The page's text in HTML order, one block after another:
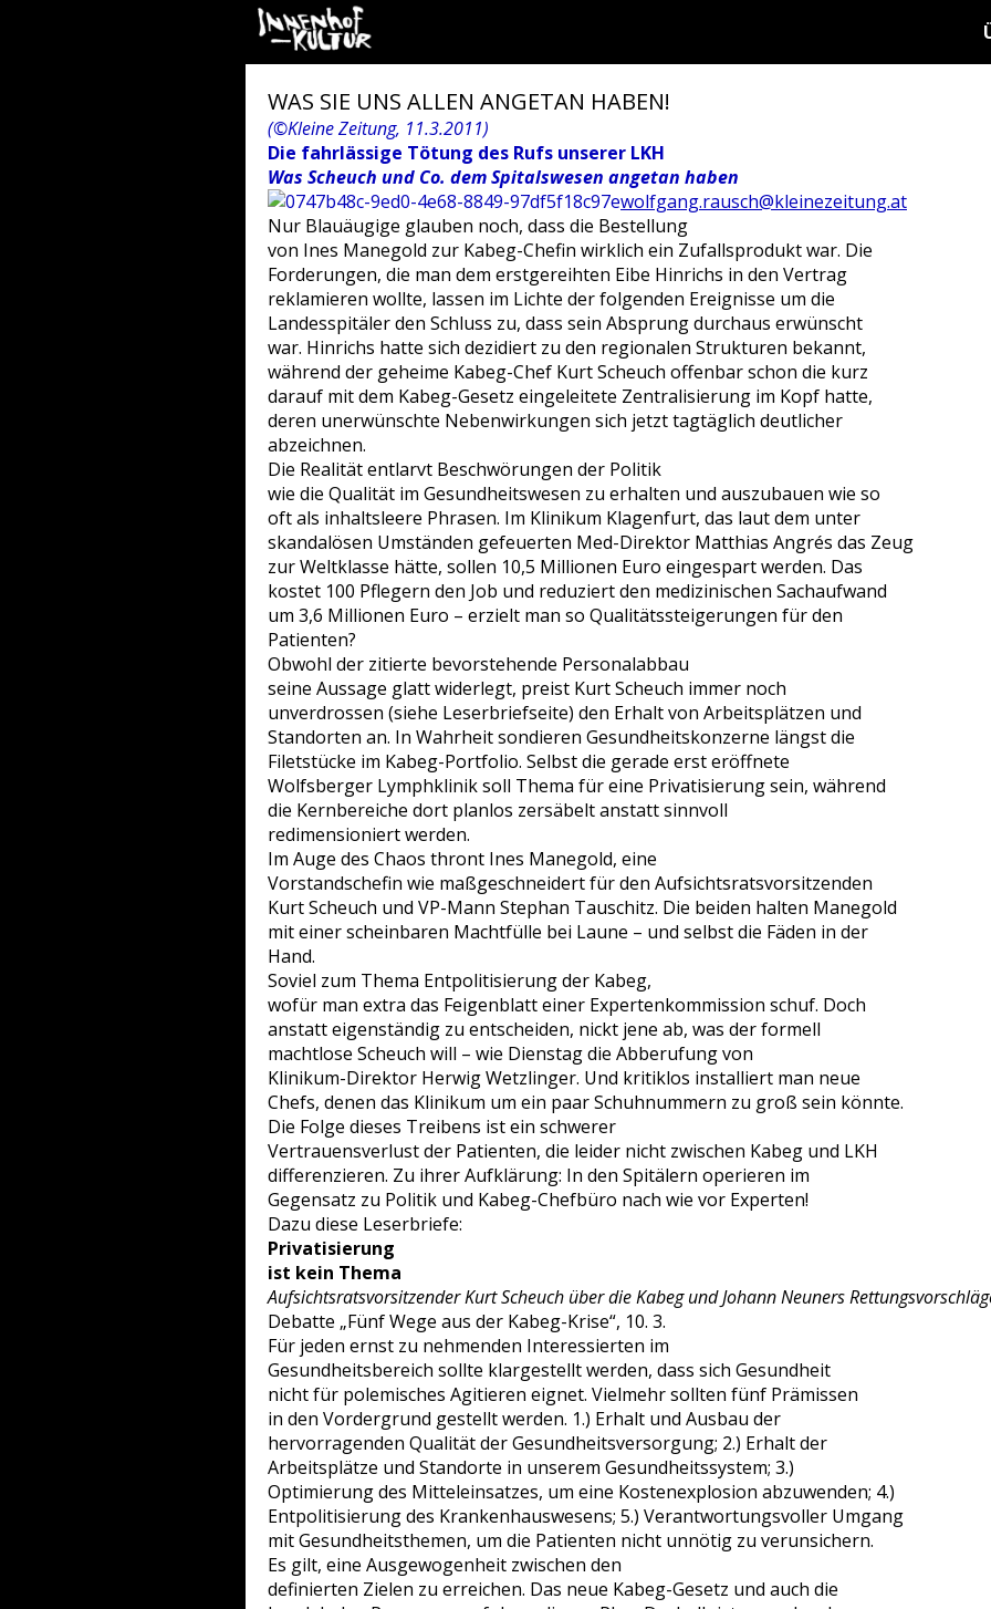
WAS SIE UNS ALLEN ANGETAN HABEN!
(©Kleine Zeitung, 11.3.2011)
Die fahrlässige Tötung des Rufs unserer LKH
Was Scheuch und Co. dem Spitalswesen angetan haben
wolfgang.rausch@kleinezeitung.at
Nur Blauäugige glauben noch, dass die Bestellung
von Ines Manegold zur Kabeg-Chefin wirklich ein Zufallsprodukt war. Die
Forderungen, die man dem erstgereihten Eibe Hinrichs in den Vertrag
reklamieren wollte, lassen im Lichte der folgenden Ereignisse um die
Landesspitäler den Schluss zu, dass sein Absprung durchaus erwünscht
war. Hinrichs hatte sich dezidiert zu den regionalen Strukturen bekannt,
während der geheime Kabeg-Chef Kurt Scheuch offenbar schon die kurz
darauf mit dem Kabeg-Gesetz eingeleitete Zentralisierung im Kopf hatte,
deren unerwünschte Nebenwirkungen sich jetzt tagtäglich deutlicher
abzeichnen.
Die Realität entlarvt Beschwörungen der Politik
wie die Qualität im Gesundheitswesen zu erhalten und auszubauen wie so
oft als inhaltsleere Phrasen. Im Klinikum Klagenfurt, das laut dem unter
skandalösen Umständen gefeuerten Med-Direktor Matthias Angrés das Zeug
zur Weltklasse hätte, sollen 10,5 Millionen Euro eingespart werden. Das
kostet 100 Pflegern den Job und reduziert den medizinischen Sachaufwand
um 3,6 Millionen Euro – erzielt man so Qualitätssteigerungen für den
Patienten?
Obwohl der zitierte bevorstehende Personalabbau
seine Aussage glatt widerlegt, preist Kurt Scheuch immer noch
unverdrossen (siehe Leserbriefseite) den Erhalt von Arbeitsplätzen und
Standorten an. In Wahrheit sondieren Gesundheitskonzerne längst die
Filetstücke im Kabeg-Portfolio. Selbst die gerade erst eröffnete
Wolfsberger Lymphklinik soll Thema für eine Privatisierung sein, während
die Kernbereiche dort planlos zersäbelt anstatt sinnvoll
redimensioniert werden.
Im Auge des Chaos thront Ines Manegold, eine
Vorstandschefin wie maßgeschneidert für den Aufsichtsratsvorsitzenden
Kurt Scheuch und VP-Mann Stephan Tauschitz. Die beiden halten Manegold
mit einer scheinbaren Machtfülle bei Laune – und selbst die Fäden in der
Hand.
Soviel zum Thema Entpolitisierung der Kabeg,
wofür man extra das Feigenblatt einer Expertenkommission schuf. Doch
anstatt eigenständig zu entscheiden, nickt jene ab, was der formell
machtlose Scheuch will – wie Dienstag die Abberufung von
Klinikum-Direktor Herwig Wetzlinger. Und kritiklos installiert man neue
Chefs, denen das Klinikum um ein paar Schuhnummern zu groß sein könnte.
Die Folge dieses Treibens ist ein schwerer
Vertrauensverlust der Patienten, die leider nicht zwischen Kabeg und LKH
differenzieren. Zu ihrer Aufklärung: In den Spitälern operieren im
Gegensatz zu Politik und Kabeg-Chefbüro nach wie vor Experten!
Dazu diese Leserbriefe:
Privatisierung
ist kein Thema
Aufsichtsratsvorsitzender Kurt Scheuch über die Kabeg und Johann Neuners
Debatte „Fünf Wege aus der Kabeg-Krise“, 10. 3.
Für jeden ernst zu nehmenden Interessierten im
Gesundheitsbereich sollte klargestellt werden, dass sich Gesundheit
nicht für polemisches Agitieren eignet. Vielmehr sollten fünf Prämissen
in den Vordergrund gestellt werden. 1.) Erhalt und Ausbau der
hervorragenden Qualität der Gesundheitsversorgung; 2.) Erhalt der
Arbeitsplätze und Standorte in unserem Gesundheitssystem; 3.)
Optimierung des Mitteleinsatzes, um eine Kostenexplosion abzuwenden; 4.)
Entpolitisierung des Krankenhauswesens; 5.) Verantwortungsvoller Umgang
mit Gesundheitsthemen, um die Patienten nicht unnötig zu verunsichern.
Es gilt, eine Ausgewogenheit zwischen den
definierten Zielen zu erreichen. Das neue Kabeg-Gesetz und auch die